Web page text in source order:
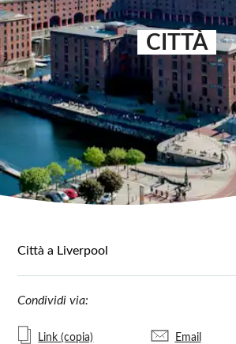
CITTÀ
Città a Liverpool
Condividi via:
Link (copia) Email